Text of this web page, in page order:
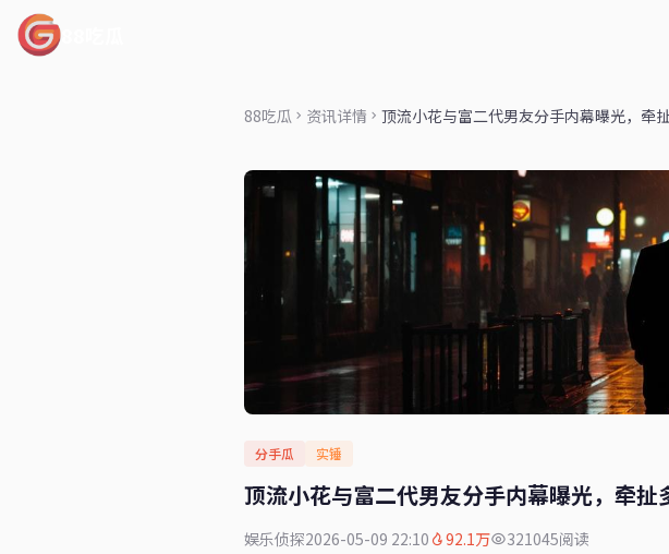
88吃瓜 资讯详情 顶流小花与富二代男友分手内幕曝光，牵
分手瓜 实锤
顶流小花与富二代男友分手内幕曝光，牵扯
娱乐侦探2026-05-09 22:10 92.1万 321045阅读